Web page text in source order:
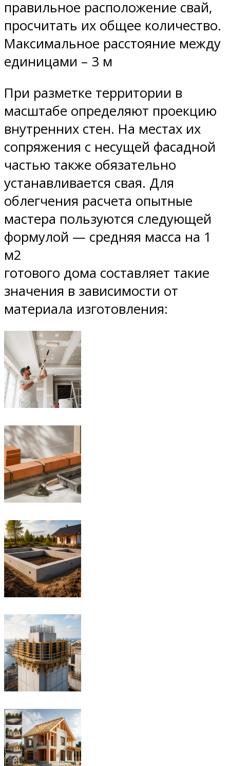
правильное расположение свай,
просчитать их общее количество.
Максимальное расстояние между
единицами – 3 м
При разметке территории в
масштабе определяют проекцию
внутренних стен. На местах их
сопряжения с несущей фасадной
частью также обязательно
устанавливается свая. Для
облегчения расчета опытные
мастера пользуются следующей
формулой — средняя масса на 1
м2
готового дома составляет такие
значения в зависимости от
материала изготовления: